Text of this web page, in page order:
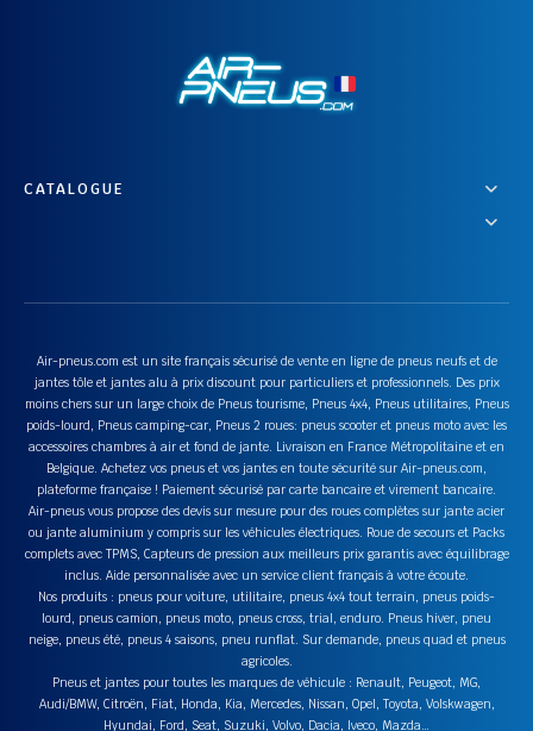
CATALOGUE
Air-pneus.com est un site français sécurisé de vente en ligne de pneus neufs et de
jantes tôle et jantes alu à prix discount pour particuliers et professionnels. Des prix
moins chers sur un large choix de Pneus tourisme, Pneus 4x4, Pneus utilitaires, Pneus
poids-lourd, Pneus camping-car, Pneus 2 roues: pneus scooter et pneus moto avec les
accessoires chambres à air et fond de jante. Livraison en France Métropolitaine et en
Belgique. Achetez vos pneus et vos jantes en toute sécurité sur Air-pneus.com,
plateforme française ! Paiement sécurisé par carte bancaire et virement bancaire.
Air-pneus vous propose des devis sur mesure pour des roues complètes sur jante acier
ou jante aluminium y compris sur les véhicules électriques. Roue de secours et Packs
complets avec TPMS, Capteurs de pression aux meilleurs prix garantis avec équilibrage
inclus. Aide personnalisée avec un service client français à votre écoute.
Nos produits : pneus pour voiture, utilitaire, pneus 4x4 tout terrain, pneus poids-
lourd, pneus camion, pneus moto, pneus cross, trial, enduro. Pneus hiver, pneu
neige, pneus été, pneus 4 saisons, pneu runflat. Sur demande, pneus quad et pneus
agricoles.
Pneus et jantes pour toutes les marques de véhicule : Renault, Peugeot, MG,
Audi/BMW, Citroën, Fiat, Honda, Kia, Mercedes, Nissan, Opel, Toyota, Volskwagen,
Hyundai, Ford, Seat, Suzuki, Volvo, Dacia, Iveco, Mazda…